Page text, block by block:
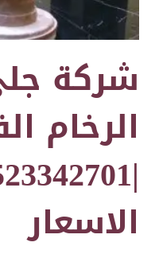
شركة
الرخام
الاسعار